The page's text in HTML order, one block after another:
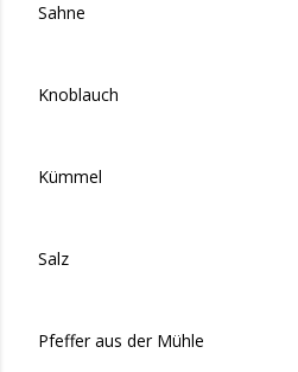
Sahne
Knoblauch
Kümmel
Salz
Pfeffer aus der Mühle